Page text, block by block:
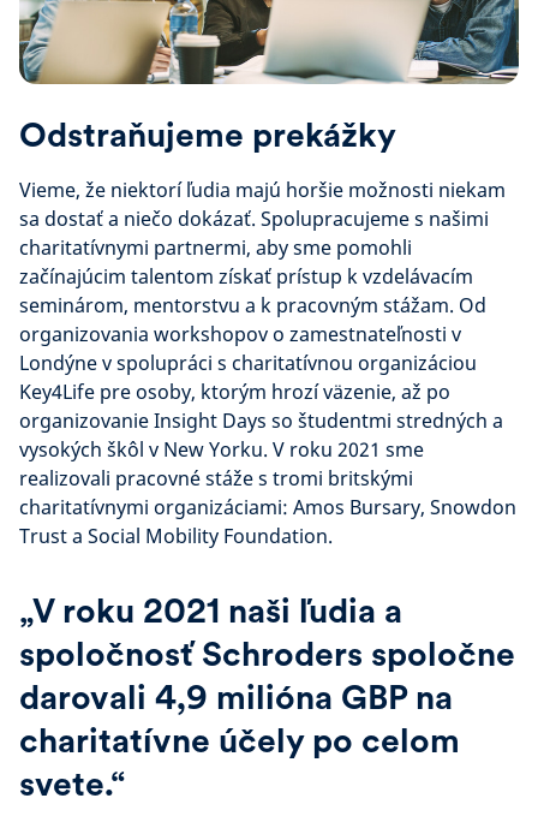
Odstraňujeme prekážky
Vieme, že niektorí ľudia majú horšie možnosti niekam
sa dostať a niečo dokázať. Spolupracujeme s našimi
charitatívnymi partnermi, aby sme pomohli
začínajúcim talentom získať prístup k vzdelávacím
seminárom, mentorstvu a k pracovným stážam. Od
organizovania workshopov o zamestnateľnosti v
Londýne v spolupráci s charitatívnou organizáciou
Key4Life pre osoby, ktorým hrozí väzenie, až po
organizovanie Insight Days so študentmi stredných a
vysokých škôl v New Yorku. V roku 2021 sme
realizovali pracovné stáže s tromi britskými
charitatívnymi organizáciami: Amos Bursary, Snowdon
Trust a Social Mobility Foundation.
„V roku 2021 naši ľudia a
spoločnosť Schroders spoločne
darovali 4,9 milióna GBP na
charitatívne účely po celom
svete.“